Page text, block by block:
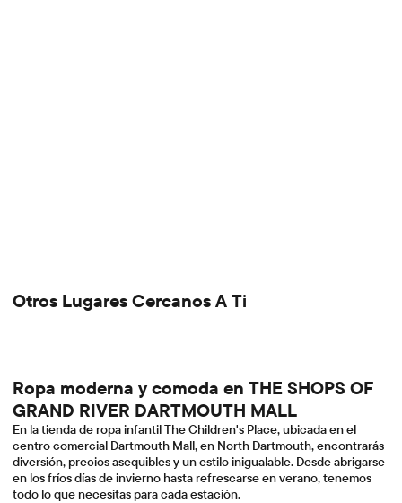
Otros Lugares Cercanos A Ti
Ropa moderna y comoda en THE SHOPS OF
GRAND RIVER DARTMOUTH MALL
En la tienda de ropa infantil The Children's Place, ubicada en el
centro comercial Dartmouth Mall, en North Dartmouth, encontrarás
diversión, precios asequibles y un estilo inigualable. Desde abrigarse
en los fríos días de invierno hasta refrescarse en verano, tenemos
todo lo que necesitas para cada estación.